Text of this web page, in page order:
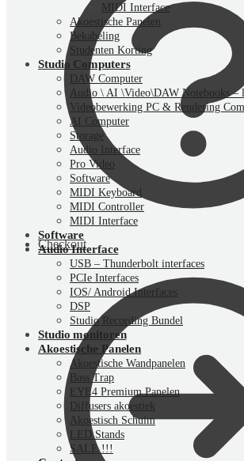
Checkout
MIDI Interface
Akoestische Panelen
Bekabeling
Studenten Korting
Studio Computers
DAW Computer
Audio \ AI \Video\DAW Notebooks –
Videobewerking PC & Rendering
AI Computer
Storage
Audio Interface
Pro Video
Software
MIDI Keyboard
MIDI Controller
MIDI Interface
Software
Audio Interface
USB – Thunderbolt interfaces
PCIe Interfaces
IOS/ Android Interfaces
DSP
Studio Recording Bundel
Studio monitoren
Akoestische Panelen
Akoestische Wandpanelen
Bass Trap
EYE4 Premium Panelen
Diffusers akoestiek
Akoestisch Schuim
LED Stands
SALE !!!